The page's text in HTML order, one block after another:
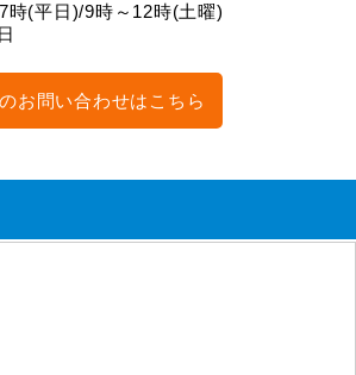
時(平日)/9時～12時(土曜)
お問い合わせはこちら